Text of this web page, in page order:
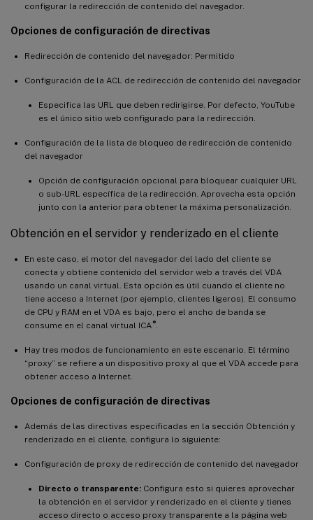
configurar la redirección de contenido del navegador.
Opciones de configuración de directivas
Redirección de contenido del navegador: Permitido
Configuración de la ACL de redirección de contenido del navegador
Especifica las URL que deben redirigirse. Por defecto, YouTube
es el único sitio web configurado para la redirección.
Configuración de la lista de bloqueo de redirección de contenido
del navegador
Opción de configuración opcional para bloquear cualquier URL
o sub-URL específica de la redirección. Aprovecha esta opción
junto con la anterior para obtener la máxima personalización.
Obtención en el servidor y renderizado en el cliente
En este caso, el motor del navegador del lado del cliente se
conecta y obtiene contenido del servidor web a través del VDA
usando un canal virtual. Esta opción es útil cuando el cliente no
tiene acceso a Internet (por ejemplo, clientes ligeros). El consumo
de CPU y RAM en el VDA es bajo, pero el ancho de banda se
consume en el canal virtual ICA ®.
Hay tres modos de funcionamiento en este escenario. El término
“proxy” se refiere a un dispositivo proxy al que el VDA accede para
obtener acceso a Internet.
Opciones de configuración de directivas
Además de las directivas especificadas en la sección Obtención y
renderizado en el cliente, configura lo siguiente:
Configuración de proxy de redirección de contenido del navegador
Directo o transparente: Configura esto si quieres aprovechar
la obtención en el servidor y renderizado en el cliente y tienes
acceso directo o acceso proxy transparente a la página web